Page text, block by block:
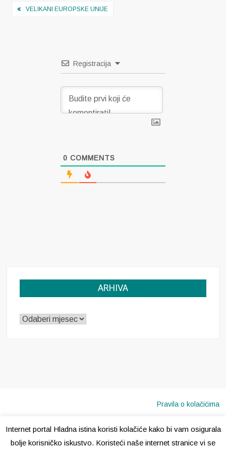
Navigacija
VELIKANI EUROPSKE UNIJE
Registracija
0 COMMENTS
ARHIVA
ARHIVA
Pravila o kolačićima
Internet portal Hladna istina koristi kolačiće kako bi vam osigurala
bolje korisničko iskustvo. Koristeći naše internet stranice vi se
Copyright © 2020 · Sva prava pridržana · Hladna Istina